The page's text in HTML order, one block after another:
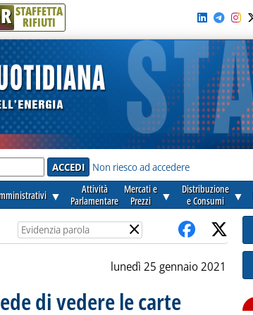
R STAFFETTA
RIFIUTI
Non riesco ad accedere
▼
Attività
Parlamentare
Mercati e
Prezzi
▼
Distribuzione
e Consumi
▼
×
lunedì 25 gennaio 2021
di vedere le carte